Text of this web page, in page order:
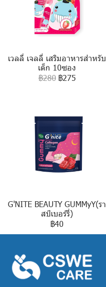
เวลลี่ เจลลี่ เสริมอาหารสำหรับ
เด็ก 10ซอง
฿280 ฿275
G'NITE BEAUTY GUMMyY(รา
สป์เบอร์รี่)
฿40